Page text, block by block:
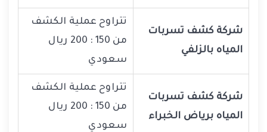
شركة كشف تسربات
المياه بالزلفي
تتراوح عملية الكشف
من 150 : 200 ريال
سعودي
شركة كشف تسربات
المياه برياض الخبراء
تتراوح عملية الكشف
من 150 : 200 ريال
سعودي